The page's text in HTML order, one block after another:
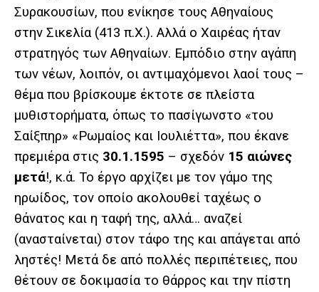
Συρακουσίων, που ενίκησε τους Αθηναίους
στην Σικελία (413 π.Χ.). Αλλά ο Χαιρέας ήταν
στρατηγός των Αθηναίων. Εμπόδιο στην αγάπη
των νέων, λοιπόν, οι αντιμαχόμενοι λαοί τους –
θέμα που βρίσκουμε έκτοτε σε πλείστα
μυθιστορήματα, όπως το πασίγωνστο «του
Σαίξπηρ» «Ρωμαίος και Ιουλιέττα», που έκανε
πρεμιέρα στις 30.1.1595 – σχεδόν 15 αιώνες
μετά!, κ.ά. Το έργο αρχίζει με τον γάμο της
ηρωίδος, τον οποίο ακολουθεί ταχέως ο
θάνατος και η ταφή της, αλλά… αναζεί
(ανασταίνεται) στον τάφο της και απάγεται από
ληστές! Μετά δε από πολλές περιπέτειες, που
θέτουν σε δοκιμασία το θάρρος και την πίστη